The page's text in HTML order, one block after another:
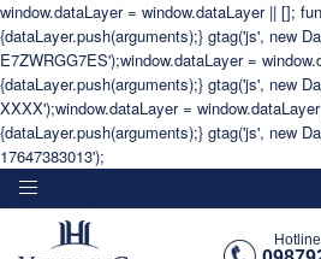
window.dataLayer = window.dataLayer || [];
{dataLayer.push(arguments);} gtag('js', new
E7ZWRGG7ES');window.dataLayer =
{dataLayer.push(arguments);} gtag('js', new
XXXX');window.dataLayer =
{dataLayer.push(arguments);} gtag('js', new
17647383013');
Toggle